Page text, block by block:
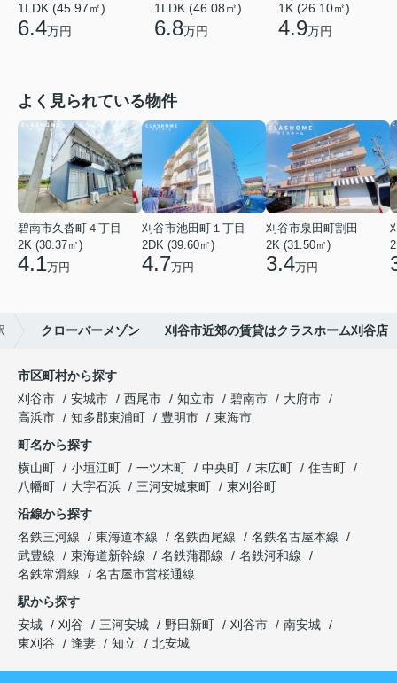
1LDK (45.97㎡)
6.4万円
1LDK (46.08㎡)
6.8万円
1K (26.10㎡)
4.9万円
よく見られている物件
碧南市久沓町４丁目
2K (30.37㎡)
4.1万円
刈谷市池田町１丁目
2DK (39.60㎡)
4.7万円
刈谷市泉田町割田
2K (31.50㎡)
3.4万円
クローバーメゾン 刈谷市近郊の賃貸はクラスホーム刈谷店
市区町村から探す
刈谷市
安城市 西尾市 知立市 碧南市
大府市
高浜市
知多郡東浦町 豊明市
東海市
町名から探す
横山町
小垣江町 一ツ木町 中央町 末広町
住吉町
八幡町
大字石浜 三河安城東町
東刈谷町
沿線から探す
名鉄三河線
東海道本線 名鉄西尾線
名鉄名古屋本線
武豊線
東海道新幹線 名鉄蒲郡線
名鉄河和線
名鉄常滑線
名古屋市営桜通線
駅から探す
安城
刈谷 三河安城 野田新町 刈谷市
南安城
東刈谷
逢妻 知立 北安城